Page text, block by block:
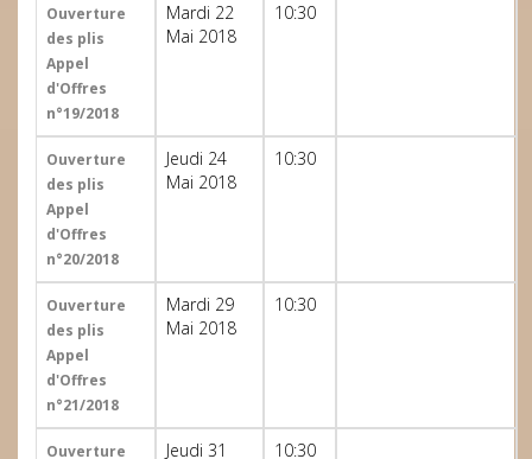
Ouverture
des plis
Appel
d'Offres
n°19/2018
Mardi 22
Mai 2018
10:30
Ouverture
des plis
Appel
d'Offres
n°20/2018
Jeudi 24
Mai 2018
10:30
Ouverture
des plis
Appel
d'Offres
n°21/2018
Mardi 29
Mai 2018
10:30
Ouverture Jeudi 31 10:30